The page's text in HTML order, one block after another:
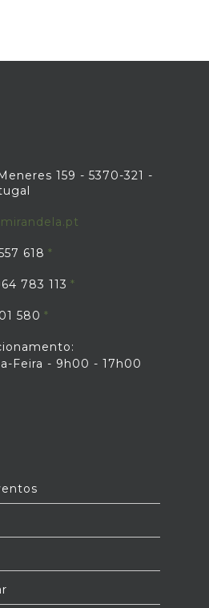
159 - 5370-321 -
618
783 113
580
Feira - 9h00 - 17h00